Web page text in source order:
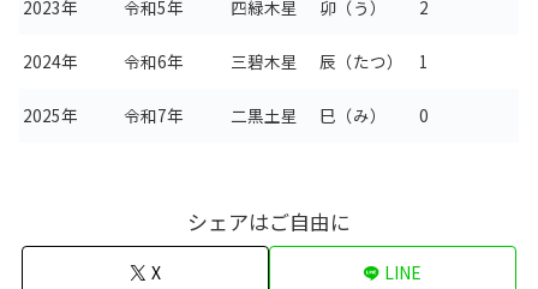
2023年 令和5年 四緑木星 卯（う） 2
2024年 令和6年 三碧木星 辰（たつ） 1
2025年 令和7年 二黒土星 巳（み） 0
シェアはご自由に
X LINE